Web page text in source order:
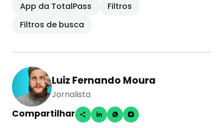
App da TotalPass
Filtros
Filtros de busca
Luiz Fernando Moura
Jornalista
Compartilhar